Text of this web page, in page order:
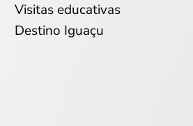
Visitas educativas
Destino Iguaçu